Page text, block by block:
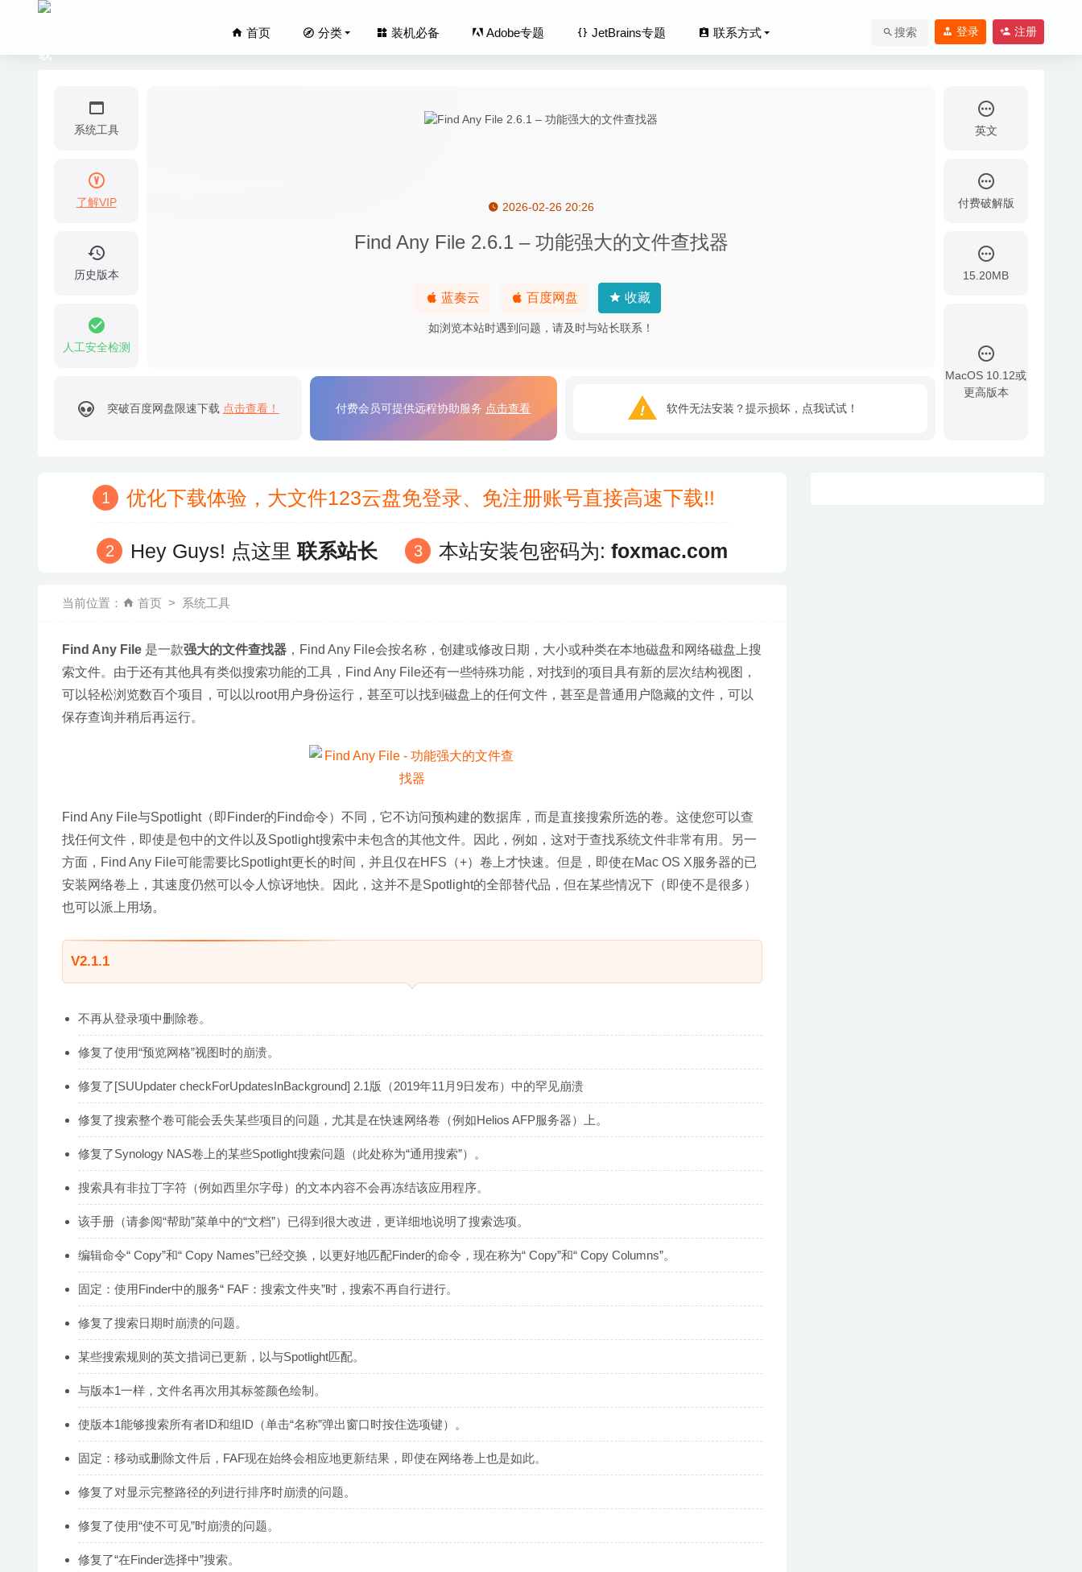
首页 分类 装机必备 Adobe专题 JetBrains专题 联系方式 搜索 登录 注册
系统工具
了解VIP
历史版本
人工安全检测
2026-02-26 20:26
Find Any File 2.6.1 – 功能强大的文件查找器
蓝奏云 百度网盘 收藏
如浏览本站时遇到问题，请及时与站长联系！
英文
付费破解版
15.20MB
MacOS 10.12或
更高版本
突破百度网盘限速下载 点击查看！ 付费会员可提供远程协助服务 点击查看 软件无法安装？提示损坏，点我试试！
优化下载体验，大文件123云盘免登录、免注册账号直接高速下载!!
Hey Guys! 点这里联系站长 本站安装包密码为: foxmac.com
当前位置： 首页 系统工具
Find Any File 是一款强大的文件查找器 ，Find Any File会按名称，创建或修改日期，大小或种类在本地磁盘和网络磁盘上搜
索文件。由于还有其他具有类似搜索功能的工具，Find Any File还有一些特殊功能，对找到的项目具有新的层次结构视图，
可以轻松浏览数百个项目，可以以root用户身份运行，甚至可以找到磁盘上的任何文件，甚至是普通用户隐藏的文件，可以
保存查询并稍后再运行。
Find Any File与Spotlight（即Finder的Find命令）不同，它不访​​问预构建的数据库，而是直接搜索所选的卷。这使您可以查
找任何文件，即使是包中的文件以及Spotlight搜索中未包含的其他文件。因此，例如，这对于查找系统文件非常有用。另一
方面，Find Any File可能需要比Spotlight更长的时间，并且仅在HFS（+）卷上才快速。但是，即使在Mac OS X服务器的已
安装网络卷上，其速度仍然可以令人惊讶地快。因此，这并不是Spotlight的全部替代品，但在某些情况下（即使不是很多）
也可以派上用场。
V2.1.1
不再从登录项中删除卷。
修复了使用“预览网格”视图时的崩溃。
修复了[SUUpdater checkForUpdatesInBackground] 2.1版（2019年11月9日发布）中的罕见崩溃
修复了搜索整个卷可能会丢失某些项目的问题，尤其是在快速网络卷（例如Helios AFP服务器）上。
修复了Synology NAS卷上的某些Spotlight搜索问题（此处称为“通用搜索”）。
搜索具有非拉丁字符（例如西里尔字母）的文本内容不会再冻结该应用程序。
该手册（请参阅“帮助”菜单中的“文档”）已得到很大改进，更详细地说明了搜索选项。
编辑命令“ Copy”和“ Copy Names”已经交换，以更好地匹配Finder的命令，现在称为“ Copy”和“ Copy Columns”。
固定：使用Finder中的服务“ FAF：搜索文件夹”时，搜索不再自行进行。
修复了搜索日期时崩溃的问题。
某些搜索规则的英文措词已更新，以与Spotlight匹配。
与版本1一样，文件名再次用其标签颜色绘制。
使版本1能够搜索所有者ID和组ID（单击“名称”弹出窗口时按住选项键）。
固定：移动或删除文件后，FAF现在始终会相应地更新结果，即使在网络卷上也是如此。
修复了对显示完整路径的列进行排序时崩溃的问题。
修复了使用“使不可见”时崩溃的问题。
修复了“在Finder选择中”搜索。
FSNotes 4.5.7 中文版-轻量级笔记软件 2020-08-13
Downcast 2.9.52 – 直观易用的播客管理工具 2020-07-16
Termius 5.7.2 for Mac- 跨平台优秀的SSH连接客户端 2020-04-03